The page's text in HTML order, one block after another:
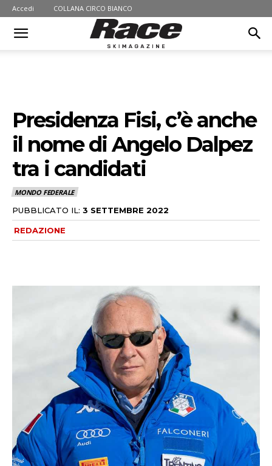
Accedi COLLANA CIRCO BIANCO
Presidenza Fisi, c’è anche
il nome di Angelo Dalpez
tra i candidati
MONDO FEDERALE
PUBBLICATO IL: 3 SETTEMBRE 2022
REDAZIONE